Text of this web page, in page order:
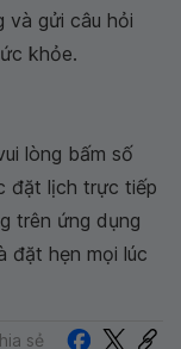
và gửi câu hỏi
khỏe.
lòng bấm số
đặt lịch trực tiếp
trên ứng dụng
đặt hẹn mọi lúc
sẻ